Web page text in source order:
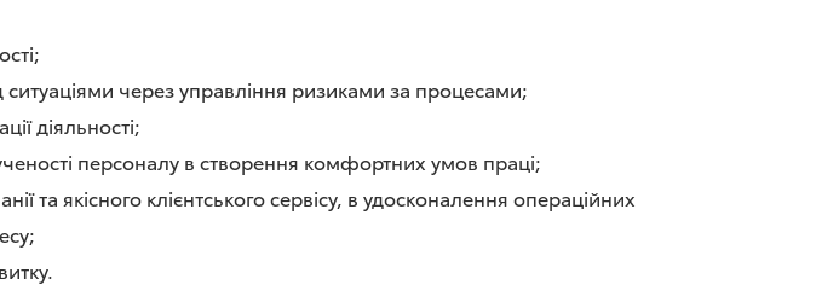
через управління ризиками за процесами;
діяльності;
персоналу в створення комфортних умов праці;
та якісного клієнтського сервісу, в удосконалення операційних